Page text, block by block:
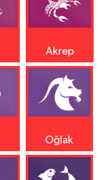
Akrep
Oğlak